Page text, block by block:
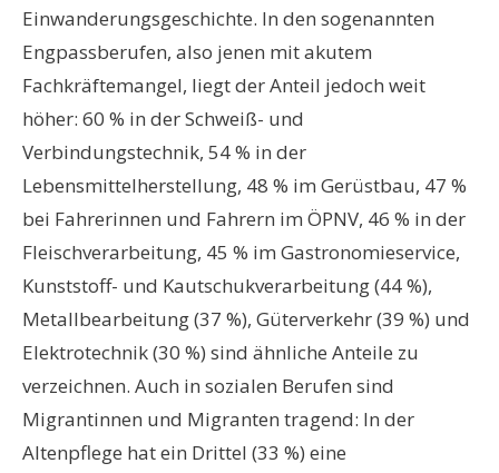
Einwanderungsgeschichte. In den sogenannten
Engpassberufen, also jenen mit akutem
Fachkräftemangel, liegt der Anteil jedoch weit
höher: 60 % in der Schweiß- und
Verbindungstechnik, 54 % in der
Lebensmittelherstellung, 48 % im Gerüstbau, 47 %
bei Fahrerinnen und Fahrern im ÖPNV, 46 % in der
Fleischverarbeitung, 45 % im Gastronomieservice,
Kunststoff- und Kautschukverarbeitung (44 %),
Metallbearbeitung (37 %), Güterverkehr (39 %) und
Elektrotechnik (30 %) sind ähnliche Anteile zu
verzeichnen. Auch in sozialen Berufen sind
Migrantinnen und Migranten tragend: In der
Altenpflege hat ein Drittel (33 %) eine